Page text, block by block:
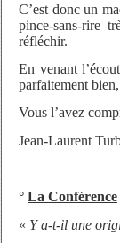
C’est donc un
pince-sans-rire
réfléchir.
En venant
parfaitement
Vous l’avez
Jean-Laurent
° La Conférence
« Y a-t-il une